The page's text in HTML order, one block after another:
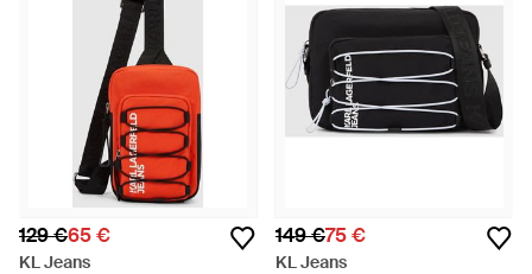
129 €65 €
KL Jeans
149 €75 €
KL Jeans